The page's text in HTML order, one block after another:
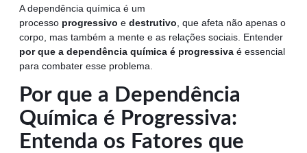
A dependência química é um
processo progressivo e destrutivo, que afeta não apenas o
corpo, mas também a mente e as relações sociais. Entender
por que a dependência química é progressiva é essencial
para combater esse problema.
Por que a Dependência
Química é Progressiva:
Entenda os Fatores que